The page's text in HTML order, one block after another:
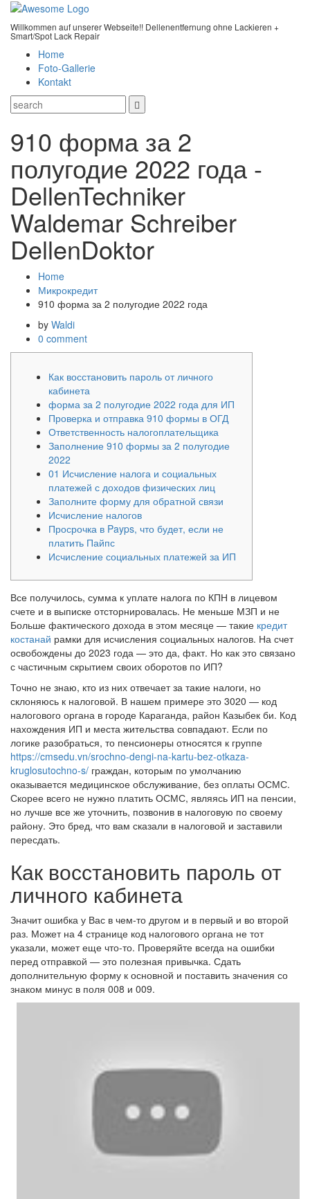
Willkommen auf unserer Webseite!! Dellenentfernung ohne Lackieren +
Smart/Spot Lack Repair
Home
Foto-Gallerie
Kontakt
910 форма за 2
полугодие 2022 года -
DellenTechniker
Waldemar Schreiber
DellenDoktor
Home
Микрокредит
910 форма за 2 полугодие 2022 года
by Waldi
0 comment
Как восстановить пароль от личного
кабинета
форма за 2 полугодие 2022 года для ИП
Проверка и отправка 910 формы в ОГД
Ответственность налогоплательщика
Заполнение 910 формы за 2 полугодие
2022
01 Исчисление налога и социальных
платежей с доходов физических лиц
Заполните форму для обратной связи
Исчисление налогов
Просрочка в Payps, что будет, если не
платить Пайпс
Исчисление социальных платежей за ИП
Все получилось, сумма к уплате налога по КПН в лицевом
счете и в выписке отсторнировалась. Не меньше МЗП и не
Больше фактического дохода в этом месяце — такие кредит
костанай рамки для исчисления социальных налогов. На счет
освобождены до 2023 года — это да, факт. Но как это связано
с частичным скрытием своих оборотов по ИП?
Точно не знаю, кто из них отвечает за такие налоги, но
склоняюсь к налоговой. В нашем примере это 3020 — код
налогового органа в городе Караганда, район Казыбек би. Код
нахождения ИП и места жительства совпадают. Если по
логике разобраться, то пенсионеры относятся к группе
https://cmsedu.vn/srochno-dengi-na-kartu-bez-otkaza-
kruglosutochno-s/ граждан, которым по умолчанию
оказывается медицинское обслуживание, без оплаты ОСМС.
Скорее всего не нужно платить ОСМС, являясь ИП на пенсии,
но лучше все же уточнить, позвонив в налоговую по своему
району. Это бред, что вам сказали в налоговой и заставили
пересдать.
Как восстановить пароль от
личного кабинета
Значит ошибка у Вас в чем-то другом и в первый и во второй
раз. Может на 4 странице код налогового органа не тот
указали, может еще что-то. Проверяйте всегда на ошибки
перед отправкой — это полезная привычка. Сдать
дополнительную форму к основной и поставить значения со
знаком минус в поля 008 и 009.